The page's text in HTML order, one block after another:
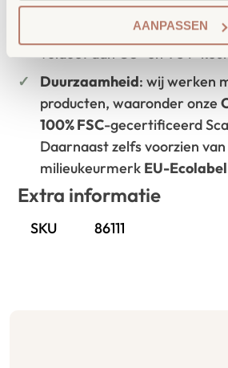
AANPASSEN
Kwaliteit: al ons school- en
kinderopvangmeubilair is
voldoet aan GS- en TÜV-
Duurzaamheid: wij werken
producten, waaronder onze
100% FSC-gecertificeerd
Daarnaast zelfs voorzien
milieukeurmerk EU-Ecolabel
Extra informatie
SKU 86111